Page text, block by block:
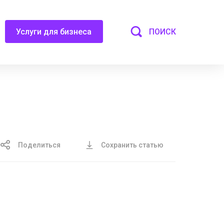
Услуги для бизнеса ПОИСК
Поделиться Сохранить статью